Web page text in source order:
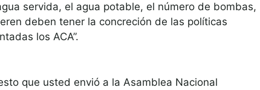
servida, el agua potable, el número de bombas,
deben tener la concreción de las políticas
los ACA”.
que usted envió a la Asamblea Nacional